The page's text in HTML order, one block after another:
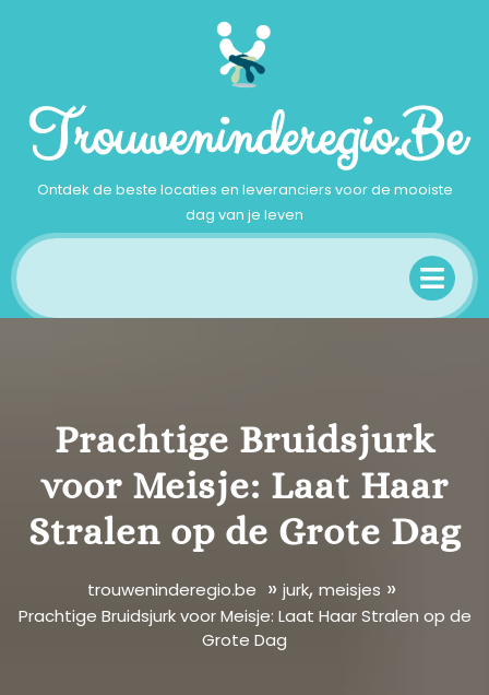
Trouweninderegio.be
Ontdek de beste locaties en leveranciers voor de mooiste
dag van je leven
Prachtige Bruidsjurk
voor Meisje: Laat Haar
Stralen op de Grote Dag
trouweninderegio.be » jurk, meisjes »
Prachtige Bruidsjurk voor Meisje: Laat Haar Stralen op de
Grote Dag